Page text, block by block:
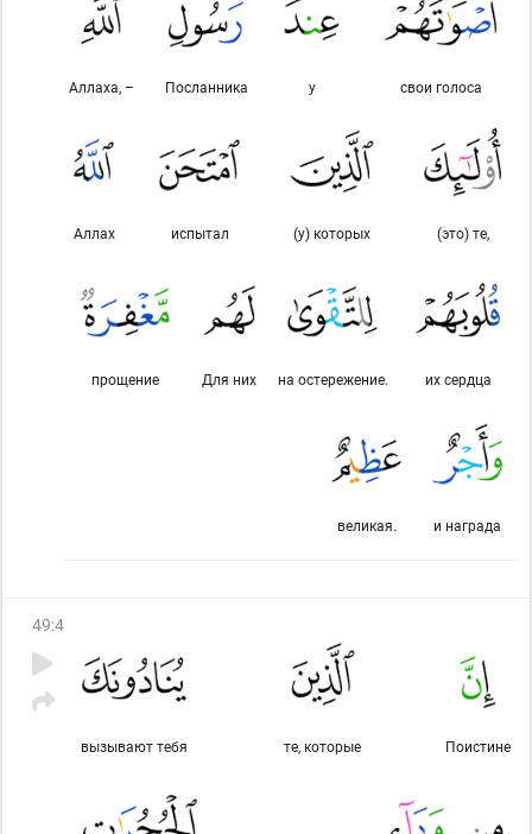
свои голоса
у
Посланника
Аллаха, –
(это) те,
(у) которых
испытал
Аллах
их сердца
на остережение.
Для них
прощение
и награда
великая.
49:4
Поистине
те, которые
вызывают тебя